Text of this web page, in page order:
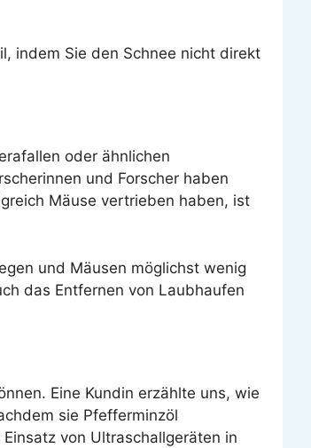
indem Sie den Schnee nicht direkt
oder ähnlichen
und Forscher haben
Mäuse vertrieben haben, ist
und Mäusen möglichst wenig
das Entfernen von Laubhaufen
Eine Kundin erzählte uns, wie
sie Pfefferminzöl
von Ultraschallgeräten in